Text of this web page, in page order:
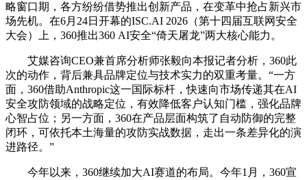
略窗口期，各方纷纷借势推出创新产品，在变革中抢占新兴市
场先机。在6月24日开幕的ISC.AI 2026（第十四届互联网安全
大会）上，360推出360 AI安全“倚天屠龙”两大核心能力。
艾媒咨询CEO兼首席分析师张毅向本报记者分析，360此
次的动作，背后兼具品牌定位与技术实力的双重考量。“一方
面，360借助Anthropic这一国际标杆，快速向市场传递其在AI
安全攻防领域的战略定位，有效降低客户认知门槛，强化品牌
心智占位；另一方面，360在产品层面构筑了自动防御的完整
闭环，可依托本土海量的攻防实战数据，走出一条差异化的演
进路径。”
今年以来，360继续加大AI赛道的布局。今年1月，360宣